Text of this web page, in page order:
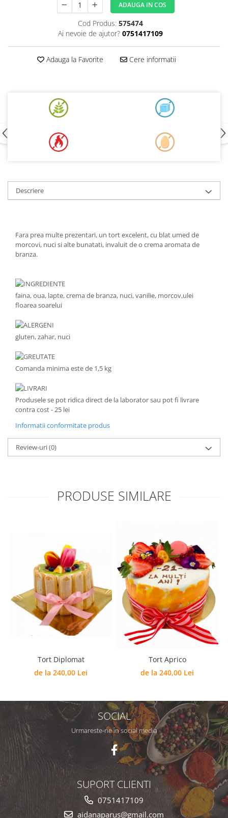
ADAUGA IN COS
Cod Produs: 575474
Ai nevoie de ajutor? 0751417109
Adauga la Favorite Cere informatii
Descriere
Fara prea multe prezentari, un tort excelent, cu blat umed de
morcovi, nuci si alte bunatati, invaluit de o crema aromata de
branza.
INGREDIENTE
faina, oua, lapte, crema de branza, nuci, vanilie, morcov,ulei
floarea soarelui
ALERGENI
gluten, zahar, nuci
GREUTATE
Comanda minima este de 1,5 kg
LIVRARI
Produsele se pot ridica direct de la laborator sau pot fi livrare
contra cost - 25 lei
Informatii conformitate produs
Review-uri(0)
PRODUSE SIMILARE
Tort Diplomat
de la 240,00 Lei
Tort Aprico
de la 240,00 Lei
SOCIAL
Urmareste-ne in social media
SUPORT CLIENTI
0751417109
aidanaparus@gmail.com